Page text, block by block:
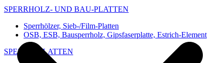
SPERRHOLZ- UND BAU-PLATTEN
Sperrhölzer, Sieb-/Film-Platten
OSB, ESB, Bausperrholz, Gipsfaserplatte, Estrich-Element
SPEZIAL-PLATTEN